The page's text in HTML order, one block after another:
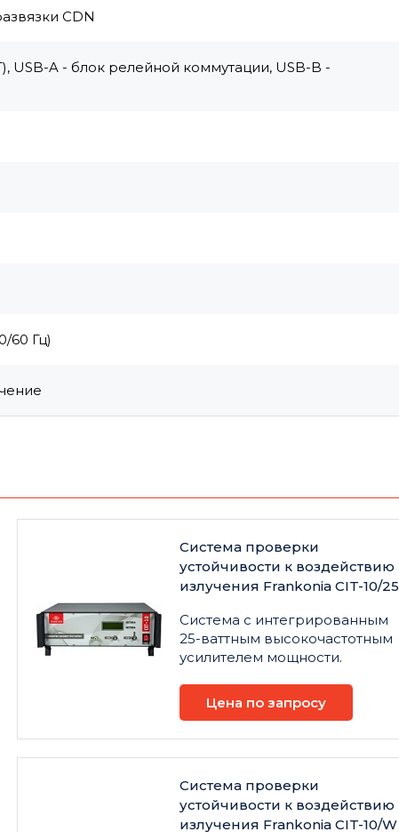
CDN
USB-A - блок релейной коммутации, USB-B -
60 Гц)
Cистема проверки
устойчивости к воздействию
излучения Frankonia CIT-10/25
Система с интегрированным
25-ваттным высокочастотным
усилителем мощности.
Цена по запросу
Cистема проверки
устойчивости к воздействию
излучения Frankonia CIT-10/W